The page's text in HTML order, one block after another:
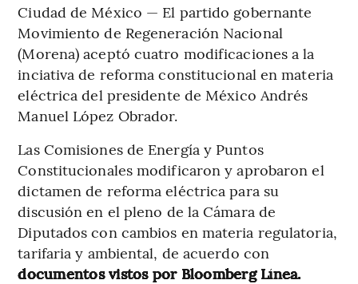
Ciudad de México — El partido gobernante
Movimiento de Regeneración Nacional
(Morena) aceptó cuatro modificaciones a la
inciativa de reforma constitucional en materia
eléctrica del presidente de México Andrés
Manuel López Obrador.
Las Comisiones de Energía y Puntos
Constitucionales modificaron y aprobaron el
dictamen de reforma eléctrica para su
discusión en el pleno de la Cámara de
Diputados con cambios en materia regulatoria,
tarifaria y ambiental, de acuerdo con
documentos vistos por Bloomberg Línea.